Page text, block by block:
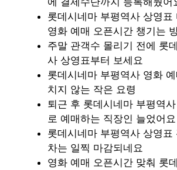
롯데시네마 부평역사 상영표
영화 예매 오픈시간 챙기는
주말 관객수 몰리기 전에 롯
사 상영표부터 보세요
롯데시네마 부평역사 영화
치지 않는 작은 요령
퇴근 후 롯데시네마 부평역
로 예매하는 직장인 늘었어요
롯데시네마 부평역사 상영표
차는 일찍 마감되네요
영화 예매 오픈시간 맞춰 롯